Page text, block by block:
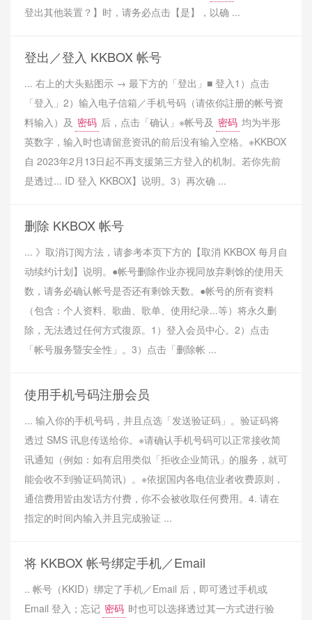
登出其他装置？】时，请务必点击【是】，以确 ...
登出／登入 KKBOX 帐号
... 右上的大头贴图示 → 最下方的「登出」■ 登入1）点击
「登入」2）输入电子信箱／手机号码（请依你註册的帐号资
料输入）及 密码 后，点击「确认」※帐号及 密码 均为半形
英数字，输入时也请留意资讯的前后没有输入空格。※KKBOX
自 2023年2月13日起不再支援第三方登入的机制。若你先前
是透过... ID 登入 KKBOX】说明。3）再次确 ...
删除 KKBOX 帐号
... 》取消订阅方法，请参考本页下方的【取消 KKBOX 每月自
动续约计划】说明。●帐号删除作业亦视同放弃剩馀的使用天
数，请务必确认帐号是否还有剩馀天数。●帐号的所有资料
（包含：个人资料、歌曲、歌单、使用纪录...等）将永久删
除，无法透过任何方式復原。1）登入会员中心。2）点击
「帐号服务暨安全性」。3）点击「删除帐 ...
使用手机号码注册会员
... 输入你的手机号码，并且点选「发送验证码」。验证码将
透过 SMS 讯息传送给你。※请确认手机号码可以正常接收简
讯通知（例如：如有启用类似「拒收企业简讯」的服务，就可
能会收不到验证码简讯）。※依据国内各电信业者收费原则，
通信费用皆由发话方付费，你不会被收取任何费用。4. 请在
指定的时间内输入并且完成验证 ...
将 KKBOX 帐号绑定手机／Email
.. 帐号（KKID）绑定了手机／Email 后，即可透过手机或
Email 登入；忘记 密码 时也可以选择透过其一方式进行验